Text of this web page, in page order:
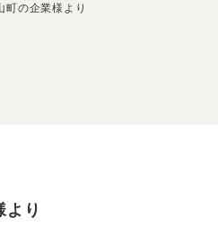
町の企業様より
より